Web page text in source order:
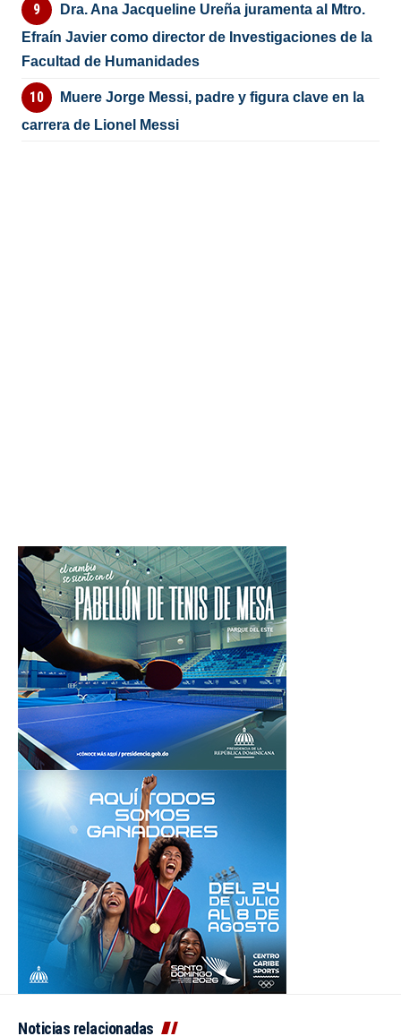
Dra. Ana Jacqueline Ureña juramenta al Mtro.
Efraín Javier como director de Investigaciones de la
Facultad de Humanidades
Muere Jorge Messi, padre y figura clave en la
carrera de Lionel Messi
Noticias relacionadas